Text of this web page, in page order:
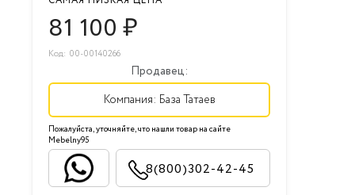
81 100₽
Код: 00-00140266
Продавец:
Компания: База Татаев
Пожалуйста, уточняйте, что нашли товар на сайте
Mebelny95
8(800)302-42-45